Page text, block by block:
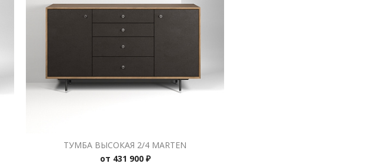
ТУМБА ВЫСОКАЯ 2/4 MARTEN
от 431 900 ₽